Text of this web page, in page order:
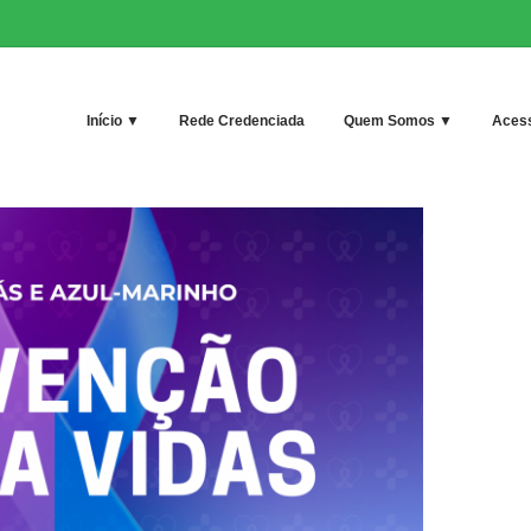
Início ▼ Rede Credenciada Quem Somos ▼